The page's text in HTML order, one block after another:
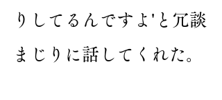
りしてるんですよ'と冗談
まじりに話してくれた。